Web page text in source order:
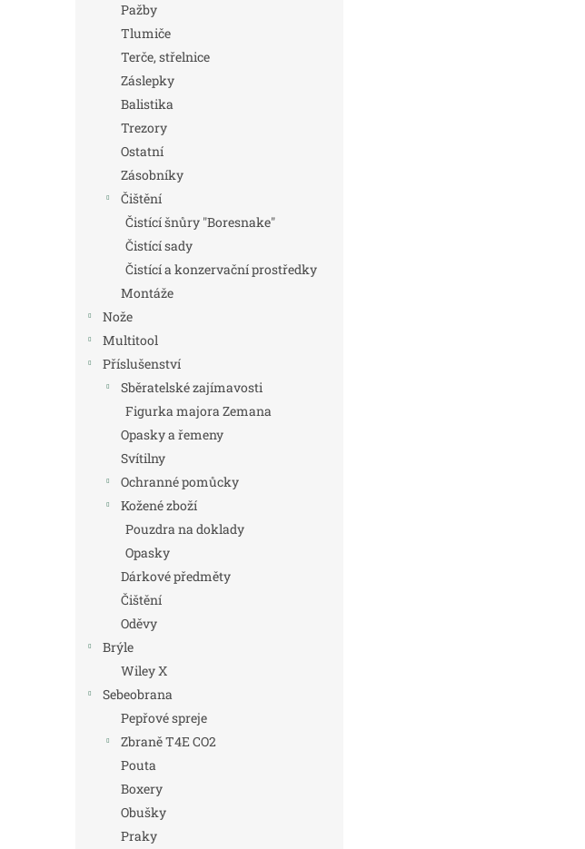
Pažby
Tlumiče
Terče, střelnice
Záslepky
Balistika
Trezory
Ostatní
Zásobníky
Čištění
Čistící šnůry "Boresnake"
Čistící sady
Čistící a konzervační prostředky
Montáže
Nože
Multitool
Příslušenství
Sběratelské zajímavosti
Figurka majora Zemana
Opasky a řemeny
Svítilny
Ochranné pomůcky
Kožené zboží
Pouzdra na doklady
Opasky
Dárkové předměty
Čištění
Oděvy
Brýle
Wiley X
Sebeobrana
Pepřové spreje
Zbraně T4E CO2
Pouta
Boxery
Obušky
Praky